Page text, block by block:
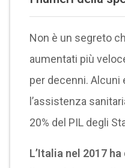
Non è un segreto
aumentati più
per decenni.
l’assistenza
20% del PIL degli
L’Italia nel 2017